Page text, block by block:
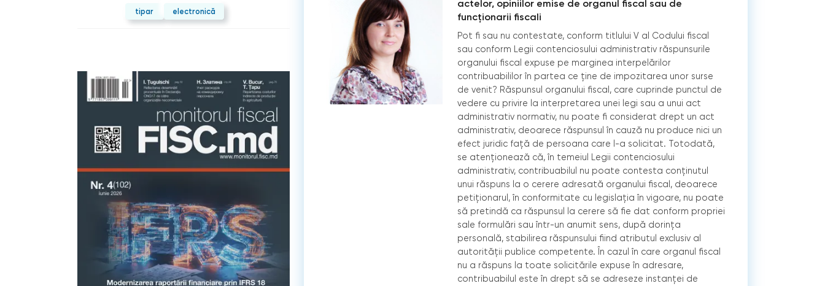
tipar electronică
actelor, opiniilor emise de organul fiscal sau de
funcţionarii fiscali
Pot fi sau nu contestate, conform titlului V al Codului fiscal
sau conform Legii contenciosului administrativ răspunsurile
organului fiscal expuse pe marginea interpelărilor
contribuabililor în partea ce ţine de impozitarea unor surse
de venit? Răspunsul organului fiscal, care cuprinde punctul de
vedere cu privire la interpretarea unei legi sau a unui act
administrativ normativ, nu poate fi considerat drept un act
administrativ, deoarece răspunsul în cauză nu produce nici un
efect juridic faţă de persoana care l-a solicitat. Totodată,
se atenţionează că, în temeiul Legii contenciosului
administrativ, contribuabilul nu poate contesta conţinutul
unui răspuns la o cerere adresată organului fiscal, deoarece
petiţionarul, în conformitate cu legislaţia în vigoare, nu poate
să pretindă ca răspunsul la cerere să fie dat conform propriei
sale formulări sau într-un anumit sens, după dorinţa
personală, stabilirea răspunsului fiind atributul exclusiv al
autorităţii publice competente. În cazul în care organul fiscal
nu a răspuns la toate solicitările expuse în adresare,
contribuabilul este în drept să se adreseze instanţei de